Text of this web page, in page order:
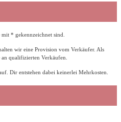
* gekennzeichnet sind.
wir eine Provision vom Verkäufer. Als
qualifizierten Verkäufen.
Dir entstehen dabei keinerlei Mehrkosten.